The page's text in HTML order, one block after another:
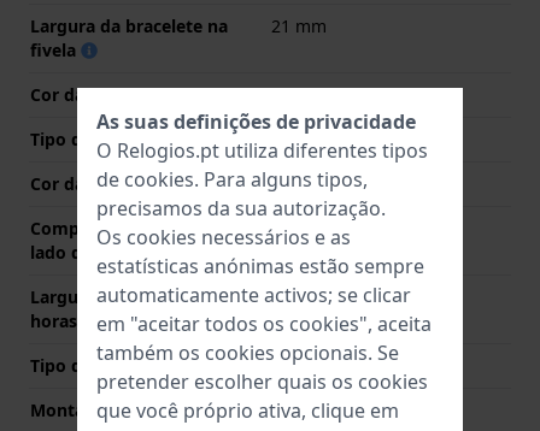
Largura da bracelete na
fivela
21 mm
Cor da bracelete
Verde
Tipo de Fecho
Fecho
Cor da fivela
Preto
Comprimento de banda no
lado das 12 horas
90 mm
Largura de banda lado 6
horas (mm)
140 mm
Tipo de montagem
Pinos de pressão
Montagem Reta
Não
As suas definições de privacidade
O Relogios.pt utiliza diferentes tipos
de cookies. Para alguns tipos,
precisamos da sua autorização.
Os cookies necessários e as
estatísticas anónimas estão sempre
automaticamente activos; se clicar
em "aceitar todos os cookies", aceita
também os cookies opcionais. Se
pretender escolher quais os cookies
que você próprio ativa, clique em